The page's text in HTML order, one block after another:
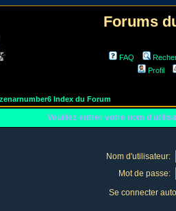
Forums
FAQ
Profil
Index du Forum
Veuillez entrer votre nom
Nom d'utilisateur:
Mot de passe:
Se connecter